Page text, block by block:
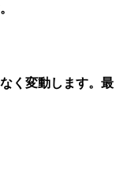
く変動します。最